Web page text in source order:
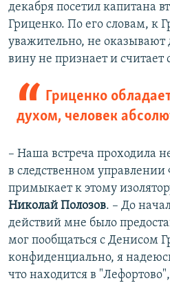
декабря посетил капитана
Гриценко. По его словам, к
уважительно, не оказывают
вину не признает и
Гриценко
духом, человек
– Наша встреча проходила
в следственном управлении
примыкает к этому
Николай Полозов. – До
действий мне было
мог пообщаться с Денисом
конфиденциально, я
что находится в